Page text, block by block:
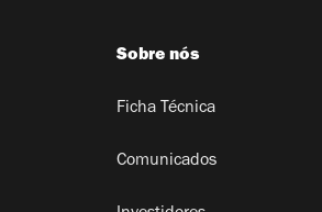
Sobre nós
Ficha Técnica
Comunicados